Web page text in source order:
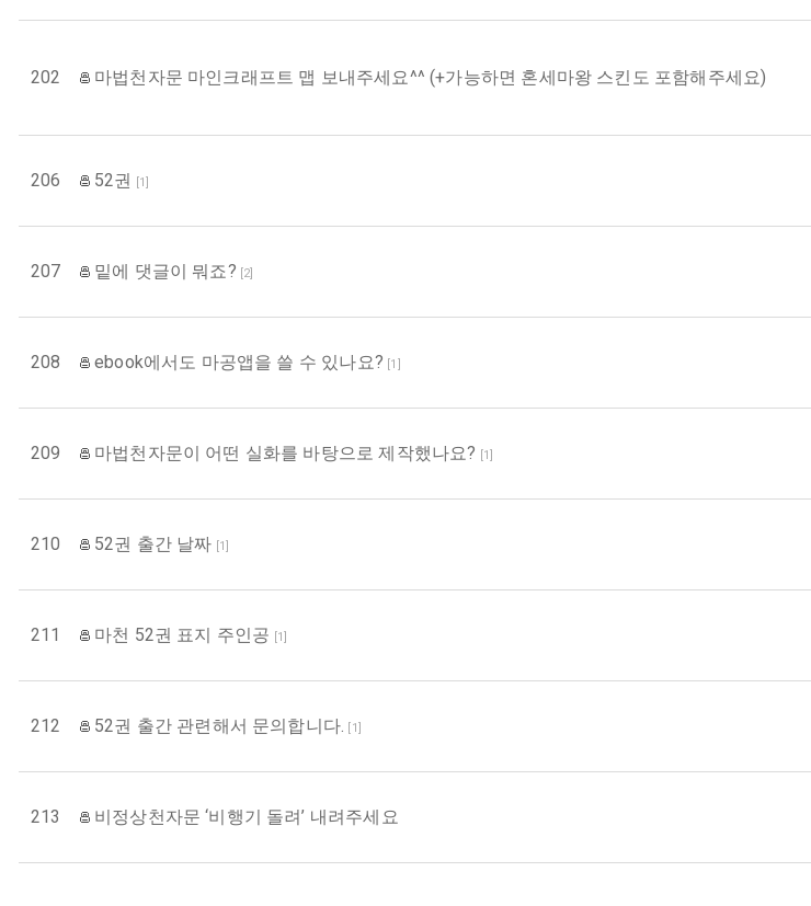
202 마법천자문 마인크래프트 맵 보내주세요^^ (+가능하면 혼세마왕 스킨도 포함해주세요)
206 52권 [1]
207 밑에 댓글이 뭐죠? [2]
208 ebook에서도 마공앱을 쓸 수 있나요? [1 ]
209 마법천자문이 어떤 실화를 바탕으로 제작했나요? [1]
210 52권 출간 날짜 [1]
211 마천 52권 표지 주인공 [1]
212 52권 출간 관련해서 문의합니다. [1]
213 비정상천자문 ‘비행기 돌려’ 내려주세요